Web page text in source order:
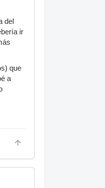
del
ir
que
a